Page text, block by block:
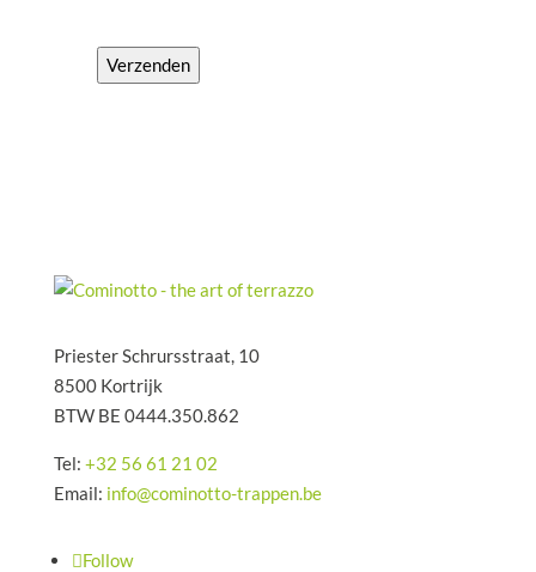
Priester Schrursstraat, 10
8500 Kortrijk
BTW BE 0444.350.862
Tel: +32 56 61 21 02
Email: info@cominotto-trappen.be
Follow